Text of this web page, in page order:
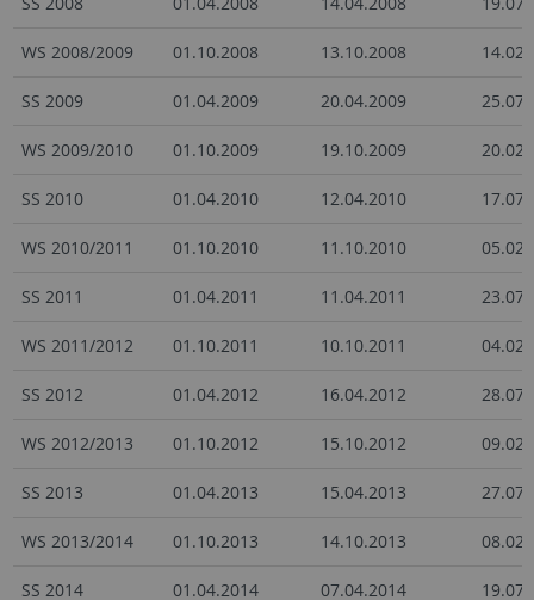
WS 2008/2009 01.10.2008 13.10.2008
SS 2009 01.04.2009 20.04.2009
WS 2009/2010 01.10.2009 19.10.2009
SS 2010 01.04.2010 12.04.2010
WS 2010/2011 01.10.2010 11.10.2010
SS 2011 01.04.2011 11.04.2011
WS 2011/2012 01.10.2011 10.10.2011
SS 2012 01.04.2012 16.04.2012
WS 2012/2013 01.10.2012 15.10.2012
SS 2013 01.04.2013 15.04.2013
WS 2013/2014 01.10.2013 14.10.2013
SS 2014 01.04.2014 07.04.2014